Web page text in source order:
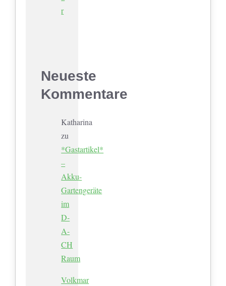
r
Neueste
Kommentare
Katharina
zu
*Gastartikel*
–
Akku-
Gartengeräte
im
D-
A-
CH
Raum
Volkmar